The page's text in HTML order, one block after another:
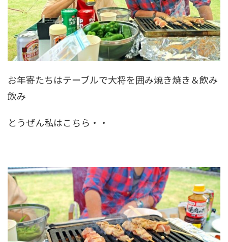
お年寄たちはテーブルで大将を囲み焼き焼き＆飲み
飲み
とうぜん私はこちら・・